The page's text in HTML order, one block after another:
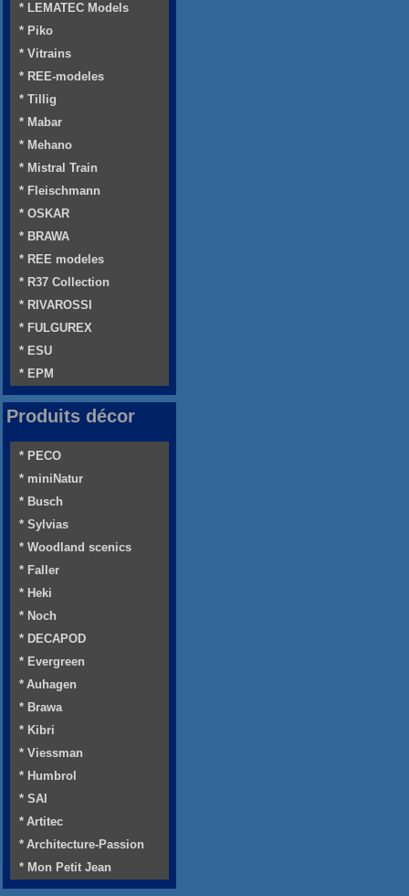
* LEMATEC Models
* Piko
* Vitrains
* REE-modeles
* Tillig
* Mabar
* Mehano
* Mistral Train
* Fleischmann
* OSKAR
* BRAWA
* REE modeles
* R37 Collection
* RIVAROSSI
* FULGUREX
* ESU
* EPM
Produits décor
* PECO
* miniNatur
* Busch
* Sylvias
* Woodland scenics
* Faller
* Heki
* Noch
* DECAPOD
* Evergreen
* Auhagen
* Brawa
* Kibri
* Viessman
* Humbrol
* SAI
* Artitec
* Architecture-Passion
* Mon Petit Jean